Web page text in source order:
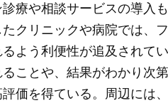
診療や相談サービスの導入
クリニックや病院では、
よう利便性が追及されて
ることや、結果がわかり次
評価を得ている。周辺には